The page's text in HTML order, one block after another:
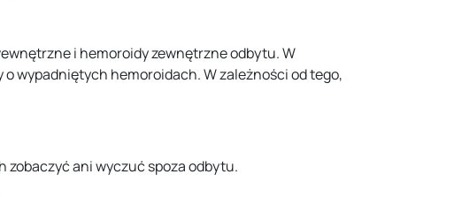
i hemoroidy zewnętrzne odbytu. W
wypadniętych hemoroidach. W zależności od tego,
zobaczyć ani wyczuć spoza odbytu.